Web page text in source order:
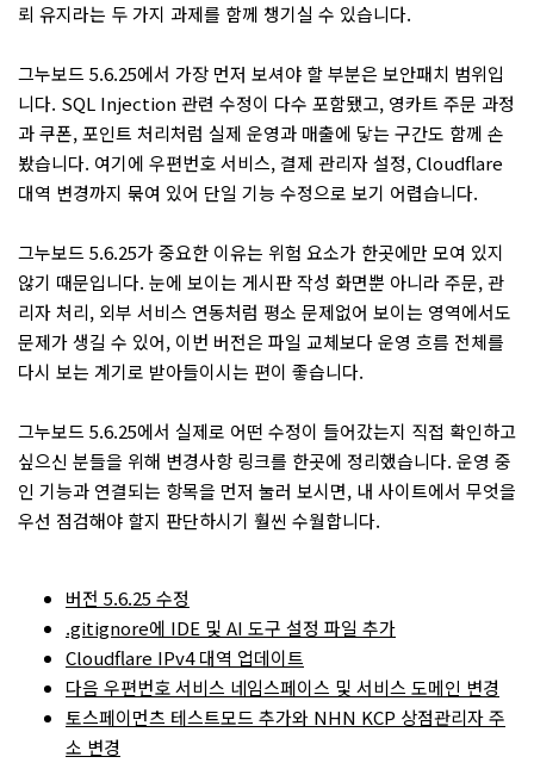
뢰 유지라는 두 가지 과제를 함께 챙기실 수 있습니다.
그누보드 5.6.25에서 가장 먼저 보셔야 할 부분은 보안패치 범위입
니다. SQL Injection 관련 수정이 다수 포함됐고, 영카트 주문 과정
과 쿠폰, 포인트 처리처럼 실제 운영과 매출에 닿는 구간도 함께 손
봤습니다. 여기에 우편번호 서비스, 결제 관리자 설정, Cloudflare
대역 변경까지 묶여 있어 단일 기능 수정으로 보기 어렵습니다.
그누보드 5.6.25가 중요한 이유는 위험 요소가 한곳에만 모여 있지
않기 때문입니다. 눈에 보이는 게시판 작성 화면뿐 아니라 주문, 관
리자 처리, 외부 서비스 연동처럼 평소 문제없어 보이는 영역에서도
문제가 생길 수 있어, 이번 버전은 파일 교체보다 운영 흐름 전체를
다시 보는 계기로 받아들이시는 편이 좋습니다.
그누보드 5.6.25에서 실제로 어떤 수정이 들어갔는지 직접 확인하고
싶으신 분들을 위해 변경사항 링크를 한곳에 정리했습니다. 운영 중
인 기능과 연결되는 항목을 먼저 눌러 보시면, 내 사이트에서 무엇을
우선 점검해야 할지 판단하시기 훨씬 수월합니다.
버전 5.6.25 수정
.gitignore에 IDE 및 AI 도구 설정 파일 추가
Cloudflare IPv4 대역 업데이트
다음 우편번호 서비스 네임스페이스 및 서비스 도메인 변경
토스페이먼츠 테스트모드 추가와 NHN KCP 상점관리자 주
소 변경